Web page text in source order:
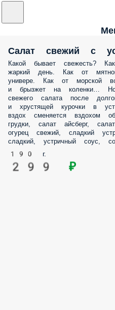
Салат свежий с
Какой бывает свежесть?
жаркий день. Как от
универе. Как от морской
и брызжет на коленки… Но
свежего салата после
и хрустящей курочки в
вздох сменяется вздохом
грудки, салат айсберг,
огурец свежий, сладкий
сладкий, устричный соус,
190 г.
299 ₽